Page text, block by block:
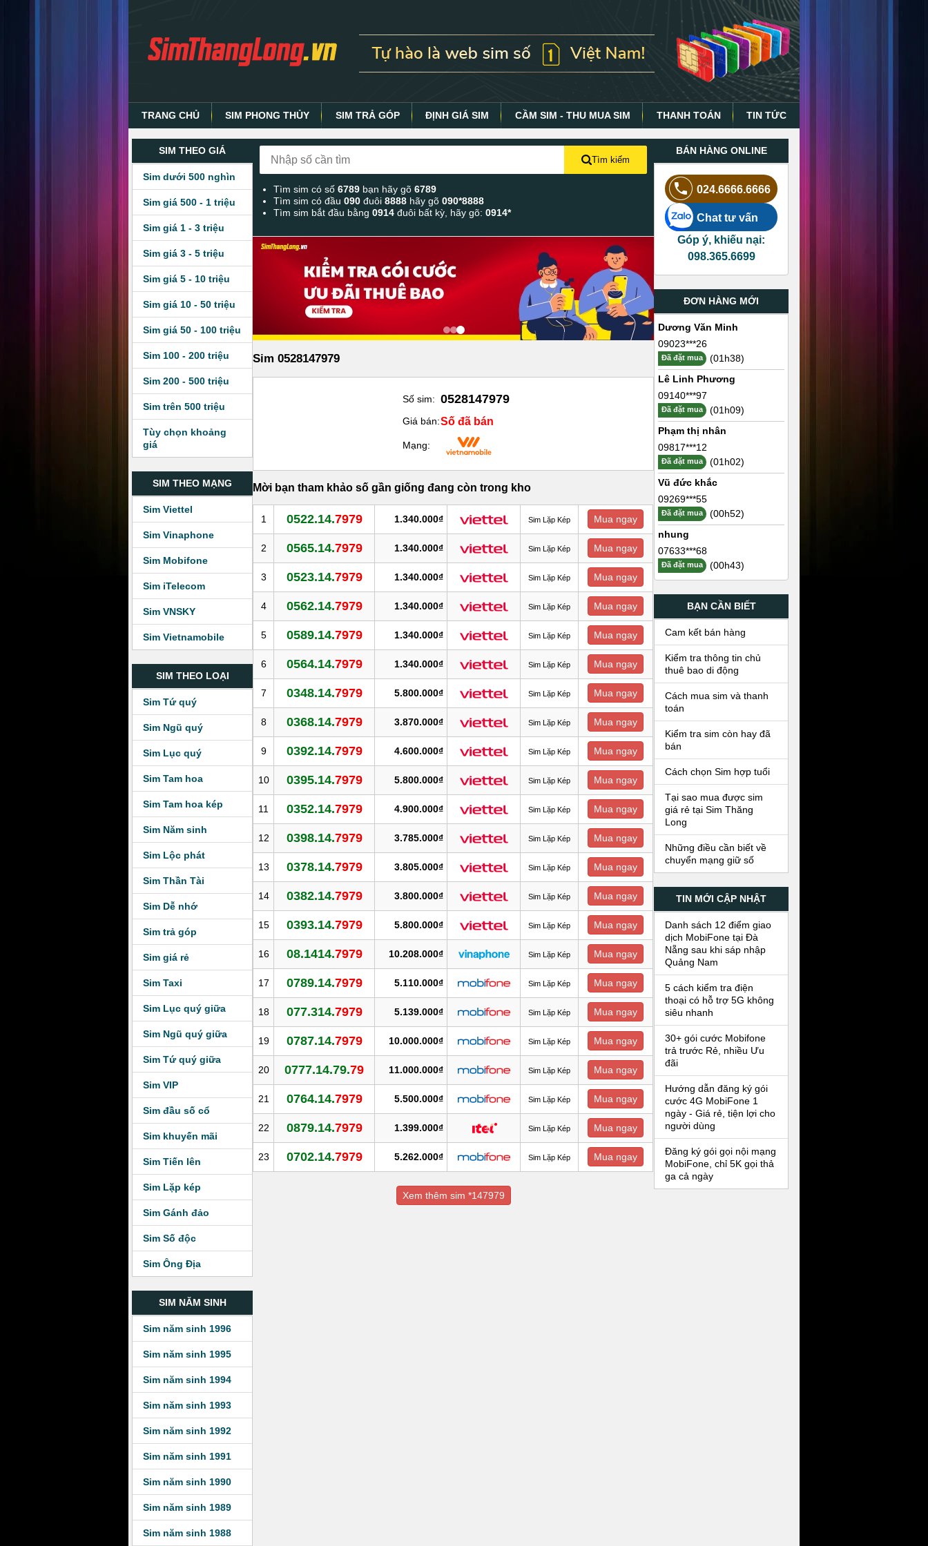
TRANG CHỦ SIM PHONG THỦY SIM TRẢ GÓP ĐỊNH GIÁ SIM CẦM SIM - THU MUA SIM THANH TOÁN TIN TỨC
SIM THEO GIÁ
Sim dưới 500 nghìn
Sim giá 500 - 1 triệu
Sim giá 1 - 3 triệu
Sim giá 3 - 5 triệu
Sim giá 5 - 10 triệu
Sim giá 10 - 50 triệu
Sim giá 50 - 100 triệu
Sim 100 - 200 triệu
Sim 200 - 500 triệu
Sim trên 500 triệu
Tùy chọn khoảng
giá
SIM THEO MẠNG
Sim Viettel
Sim Vinaphone
Sim Mobifone
Sim iTelecom
Sim VNSKY
Sim Vietnamobile
SIM THEO LOẠI
Sim Tứ quý
Sim Ngũ quý
Sim Lục quý
Sim Tam hoa
Sim Tam hoa kép
Sim Năm sinh
Sim Lộc phát
Sim Thần Tài
Sim Dễ nhớ
Sim trả góp
Sim giá rẻ
Sim Taxi
Sim Lục quý giữa
Sim Ngũ quý giữa
Sim Tứ quý giữa
Sim VIP
Sim đầu số cổ
Sim khuyến mãi
Sim Tiến lên
Sim Lặp kép
Sim Gánh đảo
Sim Số độc
Sim Ông Địa
SIM NĂM SINH
Sim năm sinh 1996
Sim năm sinh 1995
Sim năm sinh 1994
Sim năm sinh 1993
Sim năm sinh 1992
Sim năm sinh 1991
Sim năm sinh 1990
Sim năm sinh 1989
Sim năm sinh 1988
Tìm kiếm
Tìm sim có số6789 bạn hãy gõ6789
Tìm sim có đầu090đuôi8888 hãy gõ090*8888
Tìm sim bắt đầu bằng0914 đuôi bất kỳ, hãy gõ:0914*
Sim 0528147979
Số sim: 0528147979
Giá bán:Số đã bán
Mạng:
Mời bạn tham khảo số gần giống đang còn trong kho
1 0522.14.7979 1.340.000₫ Sim Lặp Kép Mua ngay
2 0565.14.7979 1.340.000₫ Sim Lặp Kép Mua ngay
3 0523.14.7979 1.340.000₫ Sim Lặp Kép Mua ngay
4 0562.14.7979 1.340.000₫ Sim Lặp Kép Mua ngay
5 0589.14.7979 1.340.000₫ Sim Lặp Kép Mua ngay
6 0564.14.7979 1.340.000₫ Sim Lặp Kép Mua ngay
7 0348.14.7979 5.800.000₫ Sim Lặp Kép Mua ngay
8 0368.14.7979 3.870.000₫ Sim Lặp Kép Mua ngay
9 0392.14.7979 4.600.000₫ Sim Lặp Kép Mua ngay
10 0395.14.7979 5.800.000₫ Sim Lặp Kép Mua ngay
11 0352.14.7979 4.900.000₫ Sim Lặp Kép Mua ngay
12 0398.14.7979 3.785.000₫ Sim Lặp Kép Mua ngay
13 0378.14.7979 3.805.000₫ Sim Lặp Kép Mua ngay
14 0382.14.7979 3.800.000₫ Sim Lặp Kép Mua ngay
15 0393.14.7979 5.800.000₫ Sim Lặp Kép Mua ngay
16 08.1414.7979 10.208.000₫ Sim Lặp Kép Mua ngay
17 0789.14.7979 5.110.000₫ Sim Lặp Kép Mua ngay
18 077.314.7979 5.139.000₫ Sim Lặp Kép Mua ngay
19 0787.14.7979 10.000.000₫ Sim Lặp Kép Mua ngay
20 0777.14.79.79 11.000.000₫ Sim Lặp Kép Mua ngay
21 0764.14.7979 5.500.000₫ Sim Lặp Kép Mua ngay
22 0879.14.7979 1.399.000₫ Sim Lặp Kép Mua ngay
23 0702.14.7979 5.262.000₫ Sim Lặp Kép Mua ngay
Xem thêm sim *147979
BÁN HÀNG ONLINE
024.6666.6666
Chat tư vấn
Góp ý, khiếu nại:
098.365.6699
ĐƠN HÀNG MỚI
Dương Văn Minh
09023***26
Đã đặt mua
(01h38)
Lê Linh Phương
09140***97
Đã đặt mua
(01h09)
Phạm thị nhân
09817***12
Đã đặt mua
(01h02)
Vũ đức khắc
09269***55
Đã đặt mua
(00h52)
nhung
07633***68
Đã đặt mua (00h43)
BẠN CẦN BIẾT
Cam kết bán hàng
Kiểm tra thông tin chủ
thuê bao di động
Cách mua sim và thanh
toán
Kiểm tra sim còn hay đã
bán
Cách chọn Sim hợp tuổi
Tại sao mua được sim
giá rẻ tại Sim Thăng
Long
Những điều cần biết về
chuyển mạng giữ số
TIN MỚI CẬP NHẬT
Danh sách 12 điểm giao
dịch MobiFone tại Đà
Nẵng sau khi sáp nhập
Quảng Nam
5 cách kiểm tra điện
thoại có hỗ trợ 5G không
siêu nhanh
30+ gói cước Mobifone
trả trước Rẻ, nhiều Ưu
đãi
Hướng dẫn đăng ký gói
cước 4G MobiFone 1
ngày - Giá rẻ, tiện lợi cho
người dùng
Đăng ký gói gọi nội mạng
MobiFone, chỉ 5K gọi thả
ga cả ngày